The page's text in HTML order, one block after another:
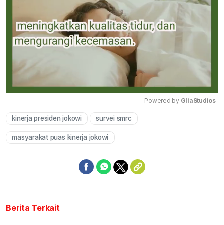
Powered by GliaStudios
kinerja presiden jokowi survei smrc
masyarakat puas kinerja jokowi
Berita Terkait